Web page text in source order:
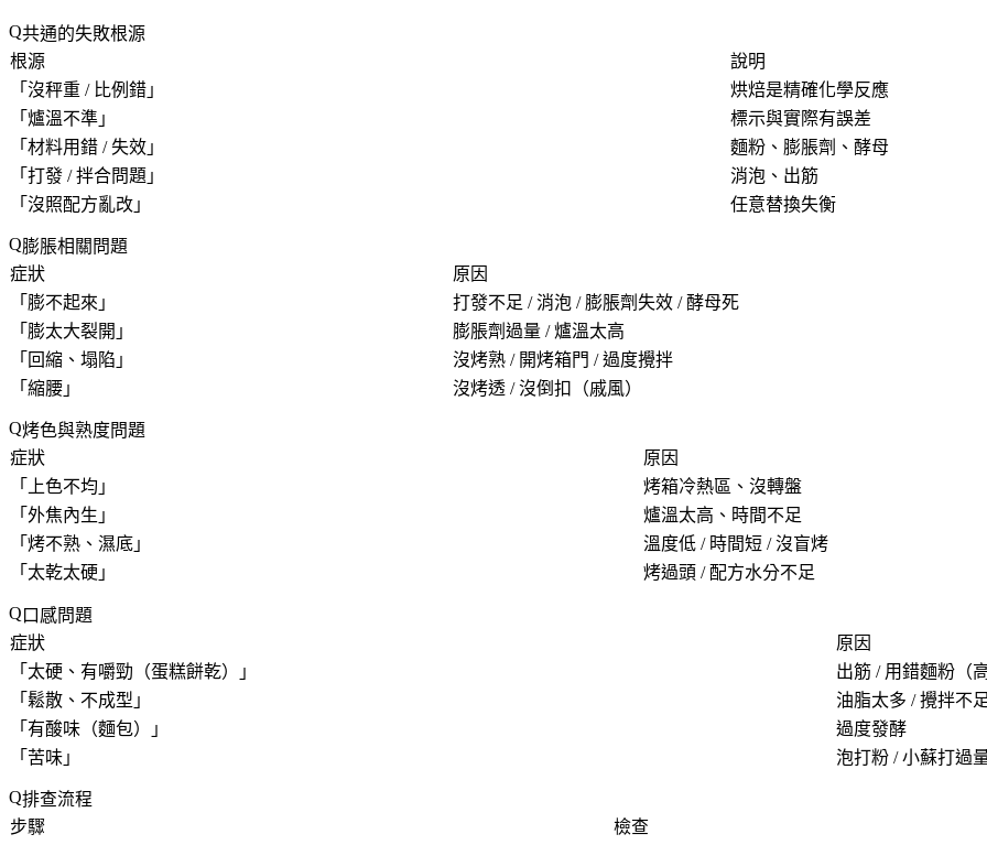
共通的失敗根源
根源
說明
「 沒秤重 / 比例錯 」
烘焙是精確化學反應
「 爐溫不準 」
標示與實際有誤差
「 材料用錯 / 失效 」
麵粉、膨脹劑、酵母
「 打發 / 拌合問題 」
消泡、出筋
「 沒照配方亂改 」 任意替換失衡
膨脹相關問題
症狀
原因
「 膨不起來 」
打發不足 / 消泡 / 膨脹劑失效 / 酵母死
「 膨太大裂開 」
膨脹劑過量 / 爐溫太高
「 回縮、塌陷 」
沒烤熟 / 開烤箱門 / 過度攪拌
「 縮腰 」 沒烤透 / 沒倒扣（戚風）
烤色與熟度問題
症狀
原因
「
上色不均 」
烤箱冷熱區、沒轉盤
「 外焦內生 」
爐溫太高、時間不足
「 烤不熟、濕底 」
溫度低 / 時間短 / 沒盲烤
「 太乾太硬 」 烤過頭 / 配方水分不足
口感問題
症狀
原因
「 太硬、有嚼勁（蛋糕餅乾） 」
出筋 / 用錯麵粉（
「 鬆散、不成型 」
油脂太多 / 攪拌不
「 有酸味（麵包） 」
過度發酵
「 苦味 」 泡打粉 / 小蘇打過
排查流程
步驟
檢查